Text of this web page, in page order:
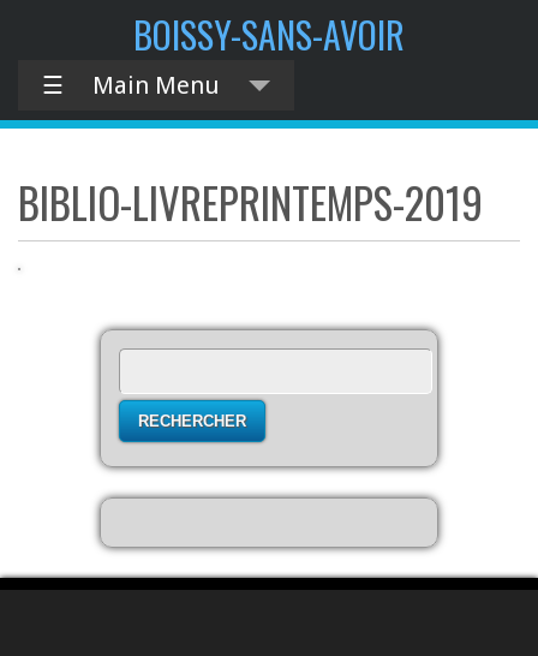
BOISSY-SANS-AVOIR
☰ Main Menu
BIBLIO-LIVREPRINTEMPS-2019